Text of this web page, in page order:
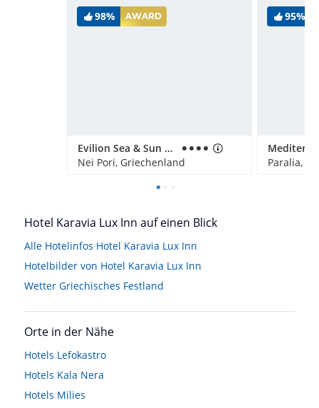
98% AWARD
Evilion Sea & Sun Hotel
Nei Pori, Griechenland
95%
Paralia,
Hotel Karavia Lux Inn auf einen Blick
Alle Hotelinfos Hotel Karavia Lux Inn
Hotelbilder von Hotel Karavia Lux Inn
Wetter Griechisches Festland
Orte in der Nähe
Hotels Lefokastro
Hotels Kala Nera
Hotels Milies